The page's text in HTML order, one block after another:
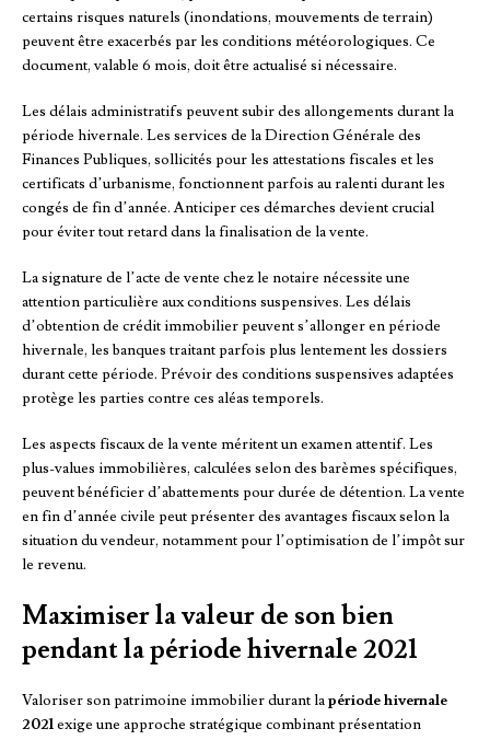
certains risques naturels (inondations, mouvements de terrain)
peuvent être exacerbés par les conditions météorologiques. Ce
document, valable 6 mois, doit être actualisé si nécessaire.
Les délais administratifs peuvent subir des allongements durant la
période hivernale. Les services de la Direction Générale des
Finances Publiques, sollicités pour les attestations fiscales et les
certificats d’urbanisme, fonctionnent parfois au ralenti durant les
congés de fin d’année. Anticiper ces démarches devient crucial
pour éviter tout retard dans la finalisation de la vente.
La signature de l’acte de vente chez le notaire nécessite une
attention particulière aux conditions suspensives. Les délais
d’obtention de crédit immobilier peuvent s’allonger en période
hivernale, les banques traitant parfois plus lentement les dossiers
durant cette période. Prévoir des conditions suspensives adaptées
protège les parties contre ces aléas temporels.
Les aspects fiscaux de la vente méritent un examen attentif. Les
plus-values immobilières, calculées selon des barèmes spécifiques,
peuvent bénéficier d’abattements pour durée de détention. La vente
en fin d’année civile peut présenter des avantages fiscaux selon la
situation du vendeur, notamment pour l’optimisation de l’impôt sur
le revenu.
Maximiser la valeur de son bien
pendant la période hivernale 2021
Valoriser son patrimoine immobilier durant lapériode hivernale
2021exige une approche stratégique combinant présentation